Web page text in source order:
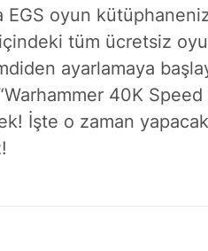
EGS oyun
tüm ücretsiz
ayarlamaya
40K
İşte o zaman